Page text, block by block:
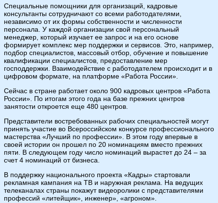
Специальные помощники для организаций, кадровые
консультанты сотрудничают со всеми работодателями,
независимо от их формы собственности и численности
персонала. У каждой организации свой персональный
менеджер, который изучает ее запрос и на его основе
формирует комплекс мер поддержки и сервисов. Это, например,
подбор специалистов, массовый отбор, обучение и повышение
квалификации специалистов, предоставление мер
господдержки. Взаимодействие с работодателем происходит и в
цифровом формате, на платформе «Работа России».
Сейчас в стране работает около 900 кадровых центров «Работа
России». По итогам этого года на базе прежних центров
занятости откроется еще 480 центров.
Представители востребованных рабочих специальностей могут
принять участие во Всероссийском конкурсе профессионального
мастерства «Лучший по профессии». В этом году впервые в
своей истории он прошел по 20 номинациям вместо прежних
пяти. В следующем году число номинаций вырастет до 24 – за
счет 4 номинаций от бизнеса.
В поддержку национального проекта «Кадры» стартовали
рекламная кампания на ТВ и наружная реклама. На ведущих
телеканалах страны покажут видеоролики с представителями
профессий «литейщик», инженер», «агроном».